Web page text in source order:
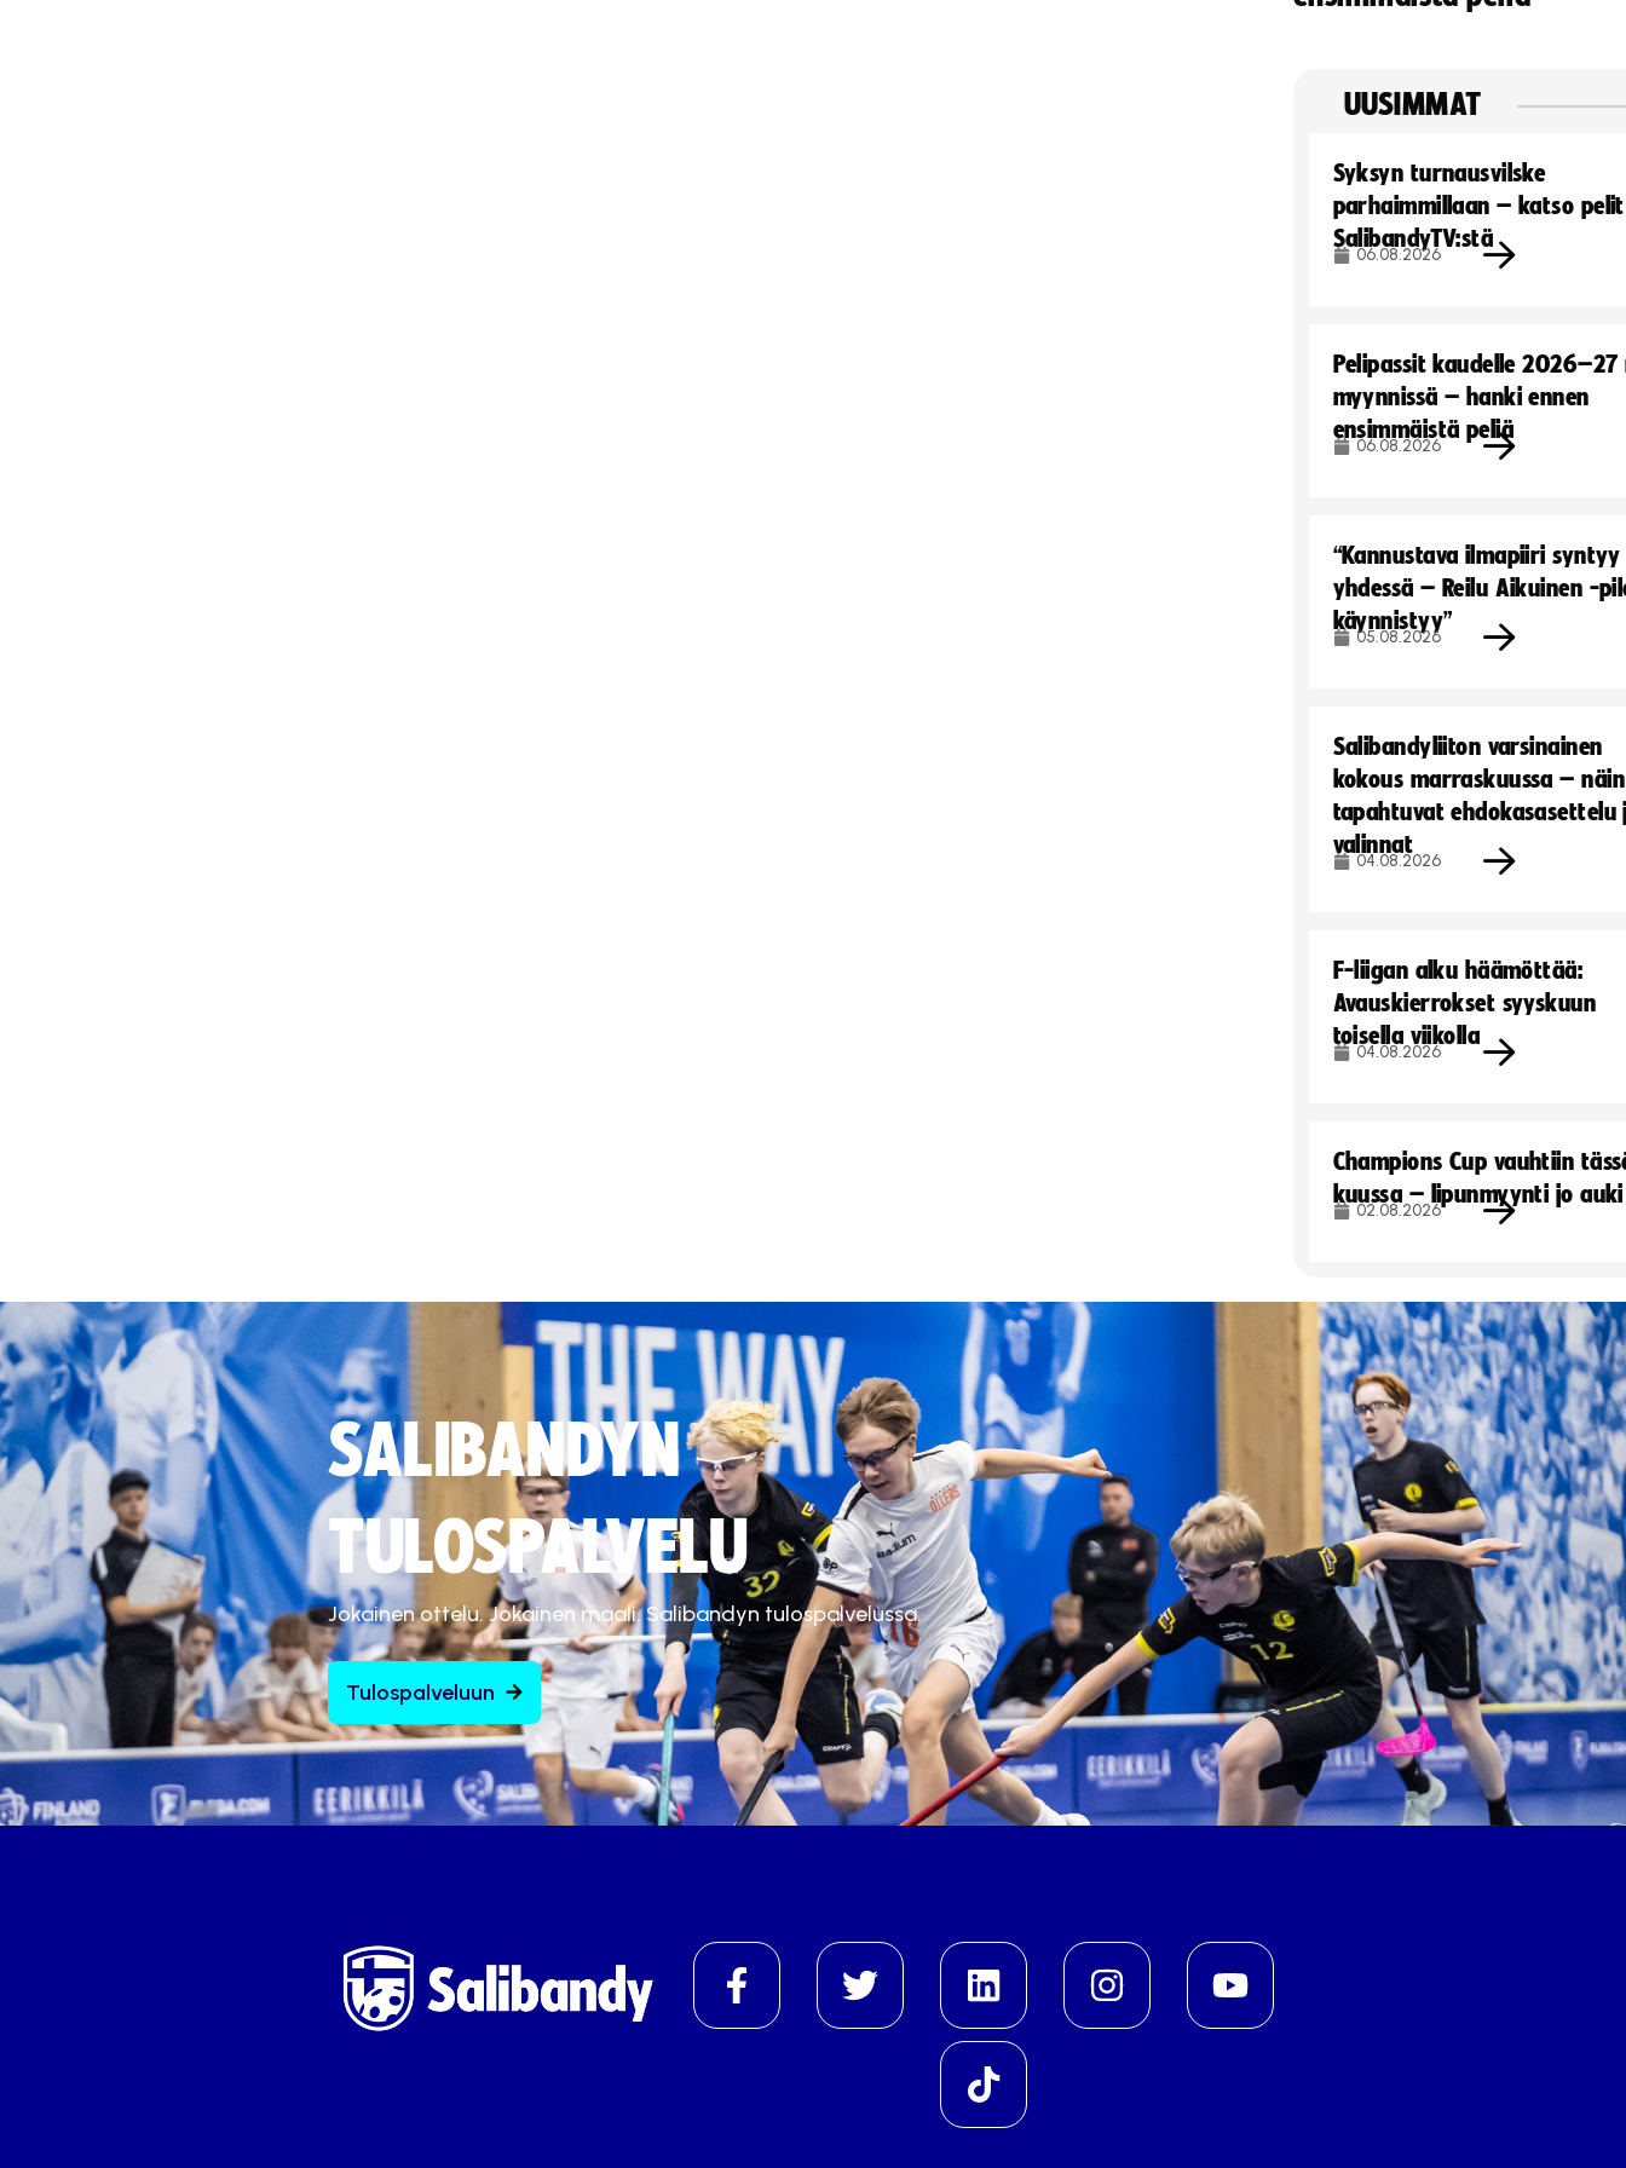
UUSIMMAT
Syksyn turnausvilske
parhaimmillaan – katso pelit
SalibandyTV:stä
06.08.2026
Pelipassit kaudelle
myynnissä – hanki ennen
ensimmäistä peliä
06.08.2026
“Kannustava ilmapiiri syntyy
yhdessä – Reilu Aikuinen -
käynnistyy”
05.08.2026
Salibandyliiton varsinainen
kokous marraskuussa – näin
tapahtuvat ehdokasasettelu
valinnat
04.08.2026
F-liigan alku häämöttää:
Avauskierrokset syyskuun
toisella viikolla
04.08.2026
Champions Cup vauhtiin
kuussa – lipunmyynti jo auki
02.08.2026
SALIBANDYN
TULOSPALVELU
Jokainen ottelu. Jokainen maali. Salibandyn tulospalvelussa.
Tulospalveluun